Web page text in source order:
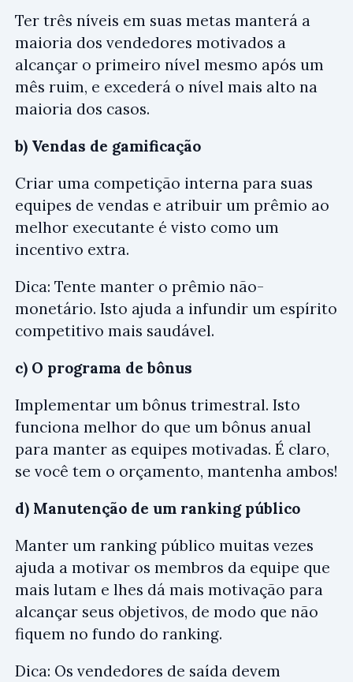
Ter três níveis em suas metas manterá a
maioria dos vendedores motivados a
alcançar o primeiro nível mesmo após um
mês ruim, e excederá o nível mais alto na
maioria dos casos.
b) Vendas de gamificação
Criar uma competição interna para suas
equipes de vendas e atribuir um prêmio ao
melhor executante é visto como um
incentivo extra.
Dica: Tente manter o prêmio não-
monetário. Isto ajuda a infundir um espírito
competitivo mais saudável.
c) O programa de bônus
Implementar um bônus trimestral. Isto
funciona melhor do que um bônus anual
para manter as equipes motivadas. É claro,
se você tem o orçamento, mantenha ambos!
d) Manutenção de um ranking público
Manter um ranking público muitas vezes
ajuda a motivar os membros da equipe que
mais lutam e lhes dá mais motivação para
alcançar seus objetivos, de modo que não
fiquem no fundo do ranking.
Dica: Os vendedores de saída devem